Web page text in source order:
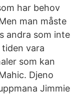
har behov
man måste
andra som inte
vara
som kan
Djeno
Jimmie